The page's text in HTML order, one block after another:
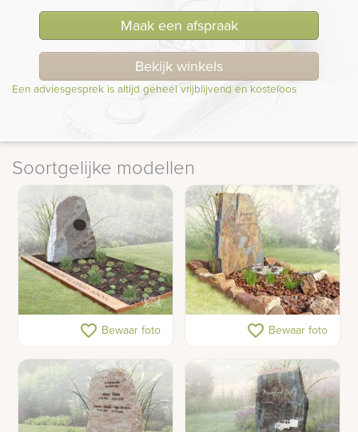
Maak een afspraak
Bekijk winkels
Een adviesgesprek is altijd geheel vrijblijvend en kosteloos
Soortgelijke modellen
Ruwe grafsteen met
cortenstalen rand
favorite_border Bewaar foto
Leisteen gedenkteken
met ruwe stenen
favorite_border Bewaar foto